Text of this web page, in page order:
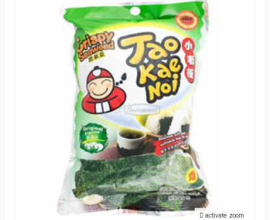
activate zoom